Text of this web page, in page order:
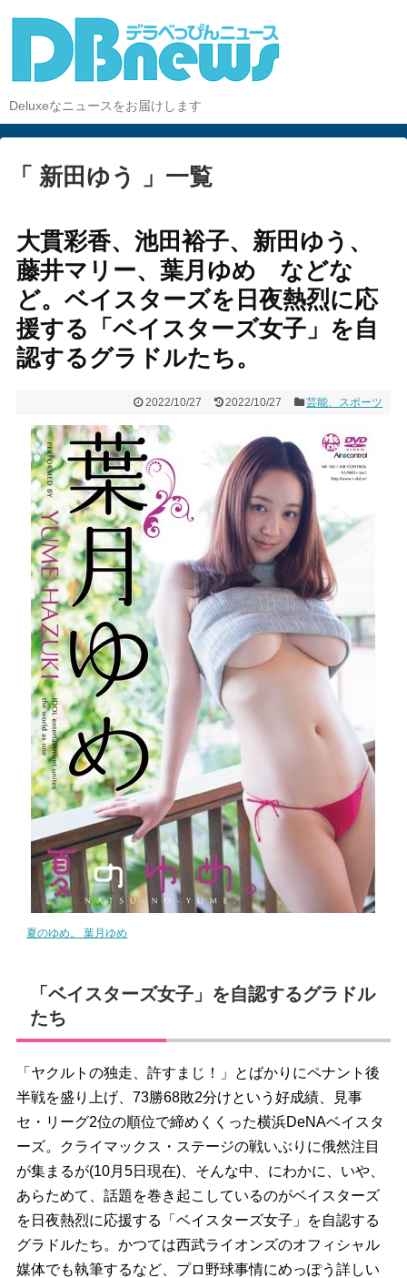
Deluxeなニュースをお届けします
「 新田ゆう 」一覧
大貫彩香、池田裕子、新田ゆう、
藤井マリー、葉月ゆめ などな
ど。ベイスターズを日夜熱烈に応
援する「ベイスターズ女子」を自
認するグラドルたち。
2022/10/27 2022/10/27 芸能、スポーツ
夏のゆめ。 葉月ゆめ
「ベイスターズ女子」を自認するグラドル
たち
「ヤクルトの独走、許すまじ！」とばかりにペナント後
半戦を盛り上げ、73勝68敗2分けという好成績、見事
セ・リーグ2位の順位で締めくくった横浜DeNAベイスタ
ーズ。クライマックス・ステージの戦いぶりに俄然注目
が集まるが(10月5日現在)、そんな中、にわかに、いや、
あらためて、話題を巻き起こしているのがベイスターズ
を日夜熱烈に応援する「ベイスターズ女子」を自認する
グラドルたち。かつては西武ライオンズのオフィシャル
媒体でも執筆するなど、プロ野球事情にめっぽう詳しい